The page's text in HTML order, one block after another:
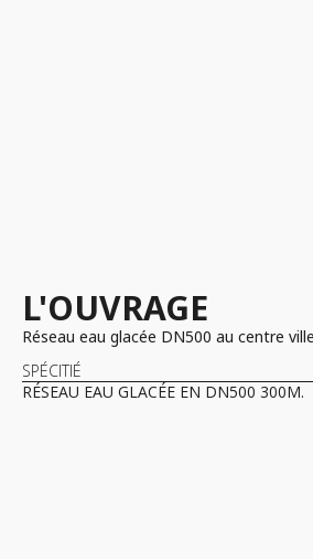
L'OUVRAGE
Réseau eau glacée DN500 au centre
SPÉCITIÉ
RÉSEAU EAU GLACÉE EN DN500 300M.